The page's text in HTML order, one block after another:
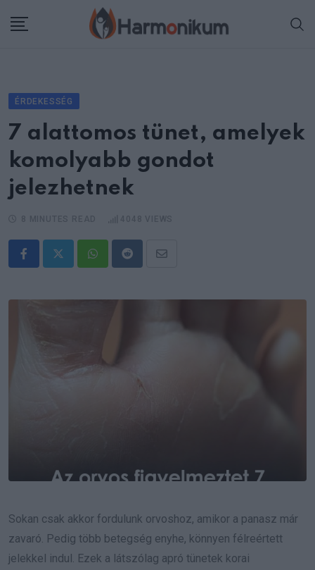
ÉRDEKESSÉG
7 alattomos tünet, amelyek
komolyabb gondot
jelezhetnek
WhatsappRedditShare
Email
Sokan csak akkor fordulunk orvoshoz, amikor a panasz már
zavaró. Pedig több betegség enyhe, könnyen félreértett
jelekkel indul. Ezek a látszólag apró tünetek korai